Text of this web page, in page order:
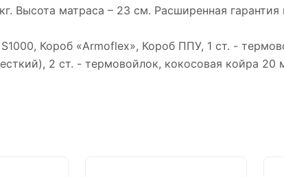
Высота матраса – 23 см. Расширенная
Короб «Armoflex», Короб ППУ, 1 ст. -
2 ст. - термовойлок, кокосовая койра 20